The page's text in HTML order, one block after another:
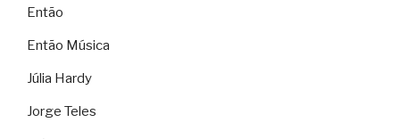
Então
Então Música
Júlia Hardy
Jorge Teles